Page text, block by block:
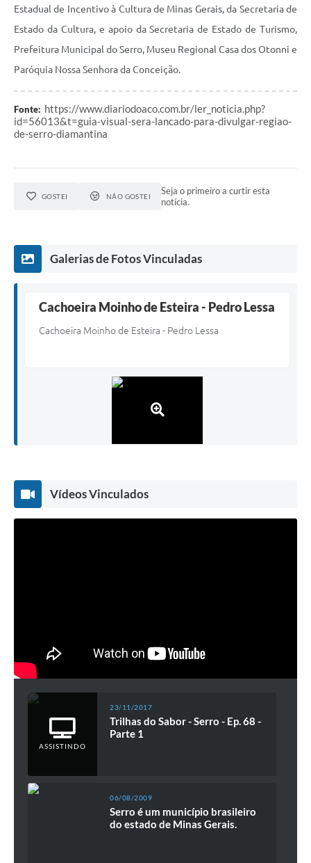
Listagem de Contribuintes Inscritos na Dívida Ativa do
Estadual de Incentivo à Cultura de Minas Gerais, da Secretaria de
Estado da Cultura, e apoio da Secretaria de Estado de Turismo,
Prefeitura Municipal do Serro, Museu Regional Casa dos Otonni e
Paróquia Nossa Senhora da Conceição.
Fonte: https://www.diariodoaco.com.br/ler_noticia.php?
id=56013&t=guia-visual-sera-lancado-para-divulgar-regiao-
de-serro-diamantina
GOSTEI NÃO GOSTEI
Seja o primeiro a curtir esta
notícia.
Galerias de Fotos Vinculadas
Cachoeira Moinho de Esteira - Pedro Lessa
Cachoeira Moinho de Esteira - Pedro Lessa
Vídeos Vinculados
ASSISTINDO
23/11/2017
Trilhas do Sabor - Serro - Ep. 68 -
Parte 1
06/08/2009
Serro é um município brasileiro
do estado de Minas Gerais.